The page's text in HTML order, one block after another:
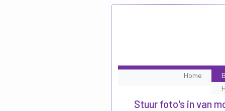
Home
Stuur foto's in van